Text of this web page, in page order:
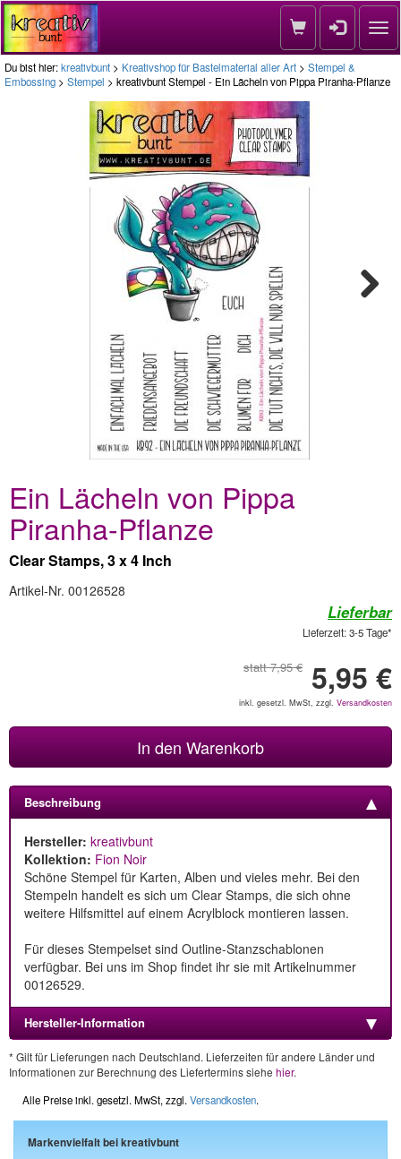
Du bist hier:kreativbunt > Kreativshop für Bastelmaterial aller Art > Stempel &
Embossing > Stempel > kreativbunt Stempel - Ein Lächeln von Pippa Piranha-Pflanze
Ein Lächeln von Pippa
Piranha-Pflanze
Clear Stamps, 3 x 4 Inch
Artikel-Nr. 00126528
Lieferbar
Lieferzeit: 3-5 Tage*
5,95 €
statt 7,95 €
inkl. gesetzl. MwSt, zzgl. Versandkosten
In den Warenkorb
Beschreibung
Hersteller: kreativbunt
Kollektion: Fion Noir
Schöne Stempel für Karten, Alben und vieles mehr. Bei den
Stempeln handelt es sich um Clear Stamps, die sich ohne
weitere Hilfsmittel auf einem Acrylblock montieren lassen.
Für dieses Stempelset sind Outline-Stanzschablonen
verfügbar. Bei uns im Shop findet ihr sie mit Artikelnummer
00126529.
Hersteller-Information
* Gilt für Lieferungen nach Deutschland. Lieferzeiten für andere Länder und
Informationen zur Berechnung des Liefertermins siehe hier.
Alle Preise inkl. gesetzl. MwSt, zzgl. Versandkosten.
Markenvielfalt bei kreativbunt